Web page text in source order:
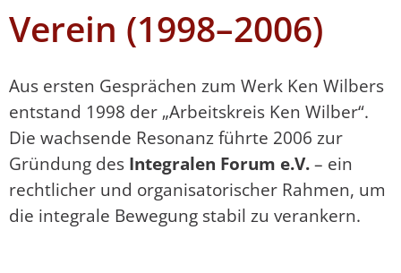
Verein (1998–2006)
Aus ersten Gesprächen zum Werk Ken Wilbers
entstand 1998 der „Arbeitskreis Ken Wilber“.
Die wachsende Resonanz führte 2006 zur
Gründung des Integralen Forum e.V.– ein
rechtlicher und organisatorischer Rahmen, um
die integrale Bewegung stabil zu verankern.